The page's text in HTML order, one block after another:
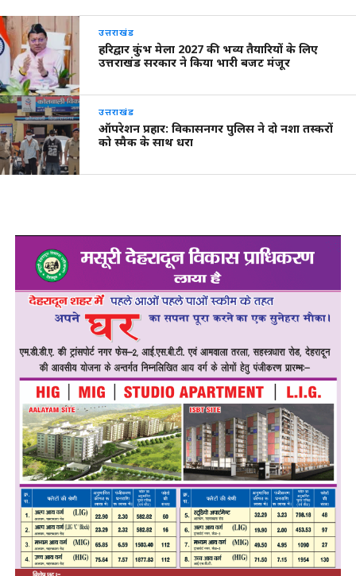
उत्तराखंड
हरिद्वार कुंभ मेला 2027 की भव्य तैयारियों के लिए
उत्तराखंड सरकार ने किया भारी बजट मंजूर
उत्तराखंड
ऑपरेशन प्रहार: विकासनगर पुलिस ने दो नशा तस्करों
को स्मैक के साथ धरा